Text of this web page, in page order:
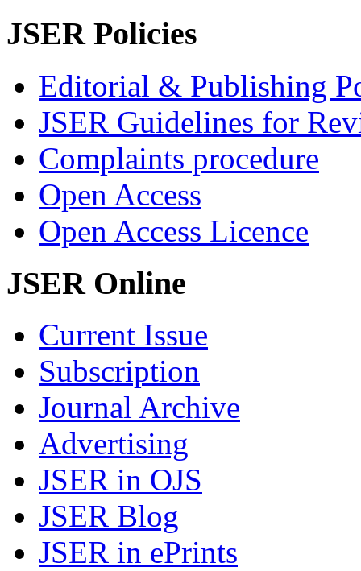
JSER Policies
Editorial & Publishing
JSER Guidelines for
Complaints procedure
Open Access
Open Access Licence
JSER Online
Current Issue
Subscription
Journal Archive
Advertising
JSER in OJS
JSER Blog
JSER in ePrints